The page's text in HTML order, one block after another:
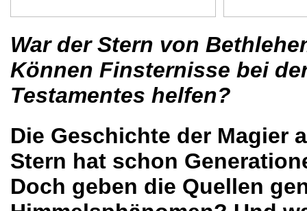
War der Stern von
Können Finsternisse bei
Testamentes helfen?
Die Geschichte der Magier
Stern hat schon
Doch geben die Quellen